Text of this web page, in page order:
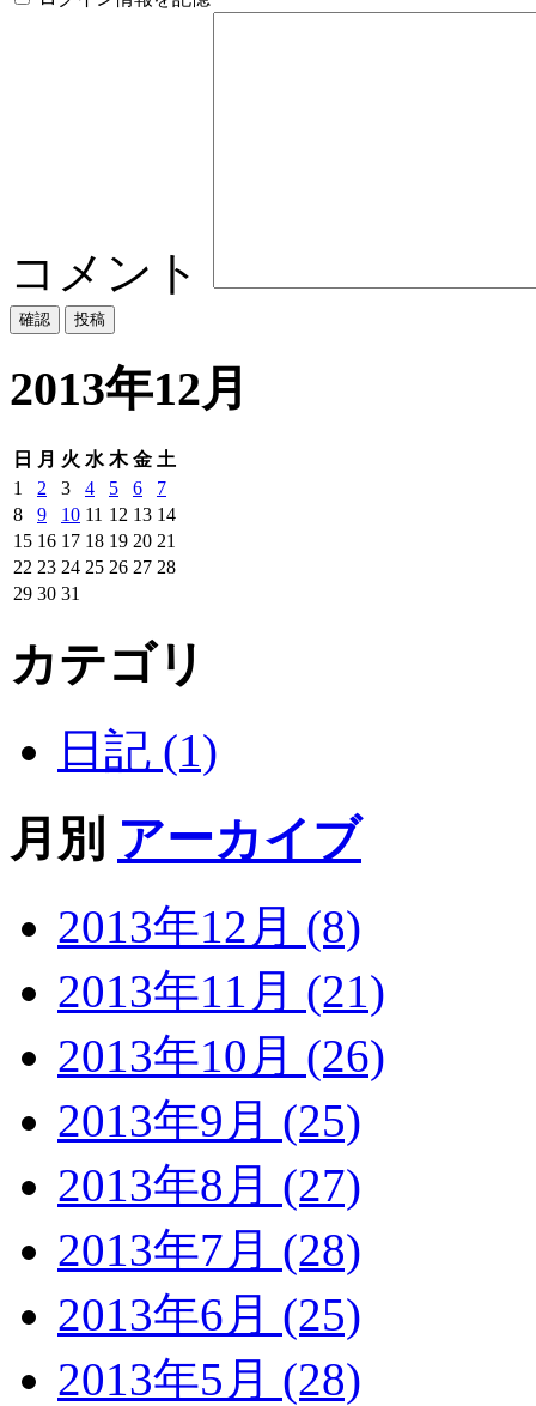
コメント
2013年12月
日 月 火 水 木 金 土
1
2 3 4 5 6
7
8
9 10 11 12 13 14
15 16 17 18 19 20 21
22 23 24 25 26 27 28
29 30 31
カテゴリ
日記 (1)
月別 アーカイブ
2013年12月 (8)
2013年11月 (21)
2013年10月 (26)
2013年9月 (25)
2013年8月 (27)
2013年7月 (28)
2013年6月 (25)
2013年5月 (28)